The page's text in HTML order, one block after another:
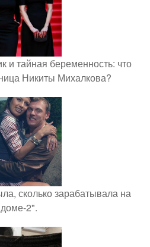
и тайная беременность: что
Никиты Михалкова?
сколько зарабатывала на
2".